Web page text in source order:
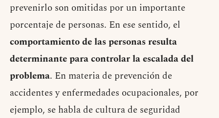
prevenirlo son omitidas por un importante
porcentaje de personas. En ese sentido, el
comportamiento de las personas resulta
determinante para controlar la escalada del
problema. En materia de prevención de
accidentes y enfermedades ocupacionales, por
ejemplo, se habla de cultura de seguridad